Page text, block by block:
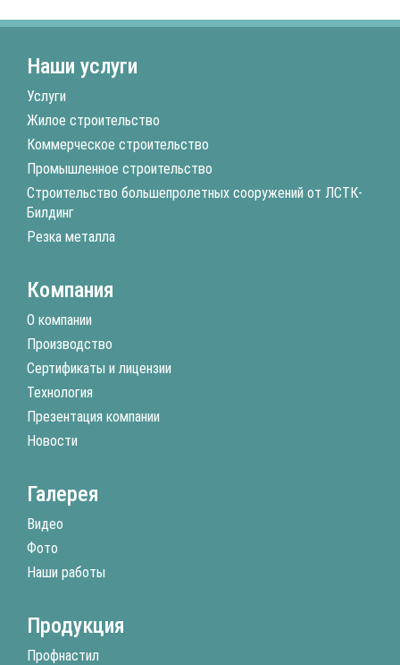
Наши услуги
Услуги
Жилое строительство
Коммерческое строительство
Промышленное строительство
Строительство большепролетных сооружений от ЛСТК-
Билдинг
Резка металла
Компания
О компании
Производство
Сертификаты и лицензии
Технология
Презентация компании
Новости
Галерея
Видео
Фото
Наши работы
Продукция
Профнастил